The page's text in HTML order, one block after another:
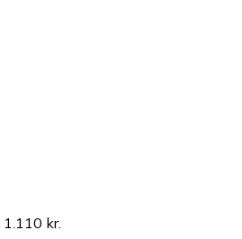
1.110 kr.